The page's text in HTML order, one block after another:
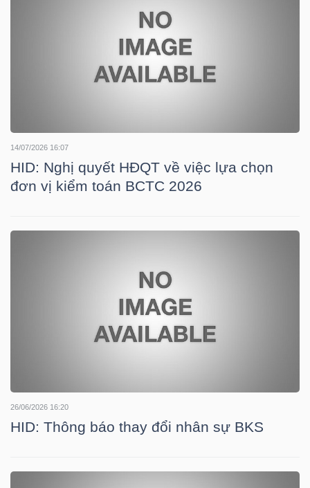
14/07/2026 16:07
HID: Nghị quyết HĐQT về việc lựa chọn
đơn vị kiểm toán BCTC 2026
26/06/2026 16:20
HID: Thông báo thay đổi nhân sự BKS
CÔNG
NGHIỆP
DÙNG